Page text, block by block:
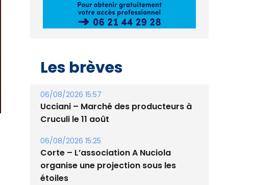
Les brèves
06/08/2026 15:57
Ucciani – Marché des producteurs à
Cruculi le 11 août
06/08/2026 15:25
Corte – L’association A Nuciola
organise une projection sous les
étoiles